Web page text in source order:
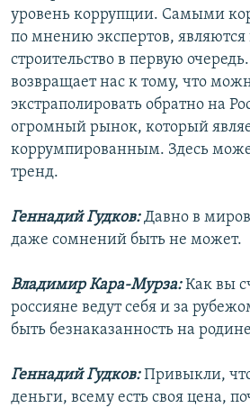
уровень коррупции. Самыми
по мнению экспертов, являются
строительство в первую
возвращает нас к тому, что
экстраполировать обратно на
огромный рынок, который
коррумпированным. Здесь
тренд.
Геннадий Гудков:Давно в
даже сомнений быть не может.
Владимир Кара-Мурза:Как вы
россияне ведут себя и за
быть безнаказанность на
Геннадий Гудков:Привыкли,
деньги, всему есть своя цена,